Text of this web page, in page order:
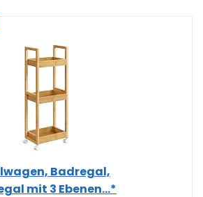
Badregal,
mit 3 Ebenen...*